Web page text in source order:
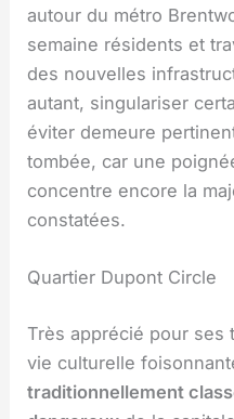
autour du métro
semaine résidents et
des nouvelles
autant, singulariser
éviter demeure
tombée, car une
concentre encore la
constatées.
Quartier Dupont Circle
Très apprécié pour ses
vie culturelle
traditionnellement